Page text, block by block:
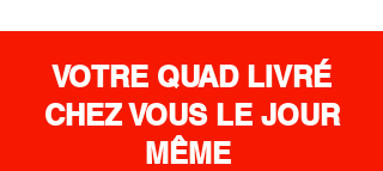
VOTRE QUAD LIVRÉ
CHEZ VOUS LE JOUR
MÊME